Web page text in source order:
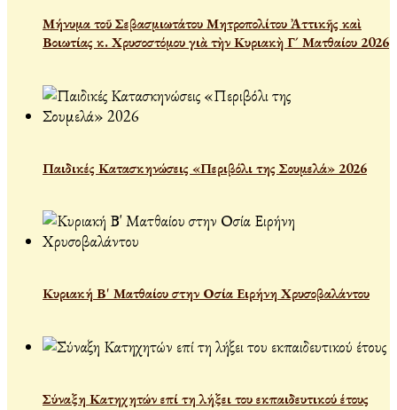
Μήνυμα τοῦ Σεβασμιωτάτου Μητροπολίτου Ἀττικῆς καὶ
Βοιωτίας κ. Χρυσοστόμου γιὰ τὴν Κυριακὴ Γ´ Ματθαίου 2026
Παιδικές Κατασκηνώσεις «Περιβόλι της Σουμελά» 2026
Κυριακή Β' Ματθαίου στην Οσία Ειρήνη Χρυσοβαλάντου
Σύναξη Κατηχητών επί τη λήξει του εκπαιδευτικού έτους